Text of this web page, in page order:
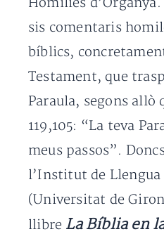
sis comentaris
bíblics,
Testament, que
Paraula, segons allò
119,105: “La teva
meus passos”.
l’Institut de
(Universitat de
llibre La Bíblia en